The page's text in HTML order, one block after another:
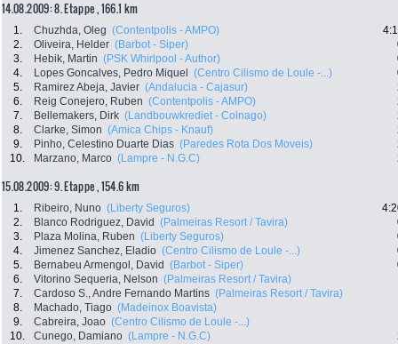
14.08.2009: 8. Etappe , 166.1 km
1. Chuzhda, Oleg (Contentpolis - AMPO)
2.
Oliveira, Helder (Barbot - Siper)
3.
Hebik, Martin (PSK Whirlpool - Author)
4.
Lopes Goncalves, Pedro Miquel (Centro Cilismo de Loule -...)
5.
Ramirez Abeja, Javier (Andalucia - Cajasur)
6.
Reig Conejero, Ruben (Contentpolis - AMPO)
7.
Bellemakers, Dirk (Landbouwkrediet - Colnago)
8.
Clarke, Simon (Amica Chips - Knauf)
9.
Pinho, Celestino Duarte Dias (Paredes Rota Dos Moveis)
10.
Marzano, Marco (Lampre - N.G.C)
15.08.2009: 9. Etappe , 154.6 km
1. Ribeiro, Nuno (Liberty Seguros)
2.
Blanco Rodriguez, David (Palmeiras Resort / Tavira)
3.
Plaza Molina, Ruben (Liberty Seguros)
4.
Jimenez Sanchez, Eladio (Centro Cilismo de Loule -...)
5.
Bernabeu Armengol, David (Barbot - Siper)
6.
Vitorino Sequeria, Nelson (Palmeiras Resort / Tavira)
7.
Cardoso S., Andre Fernando Martins (Palmeiras Resort / Tavira)
8.
Machado, Tiago (Madeinox Boavista)
9.
Cabreira, Joao (Centro Cilismo de Loule -...)
10.
Cunego, Damiano (Lampre - N.G.C)